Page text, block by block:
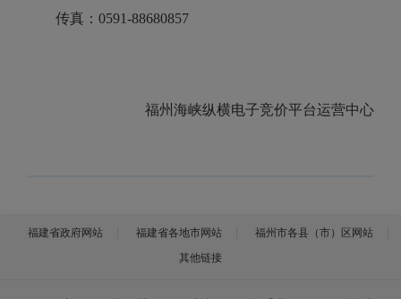
传真：0591-88680857
福州海峡纵横电子竞价平台运营中心
福建省政府网站 福建省各地市网站
福州市各县（市）区网站
其他链接